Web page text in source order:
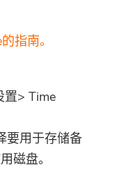
指南。
置> Time
要用于存储备
磁盘。